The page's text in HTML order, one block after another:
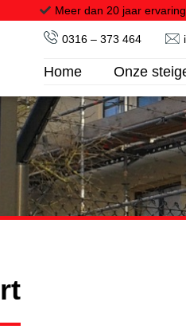
Meer dan 20 jaar ervaring
0316 – 373 464
Home Onze